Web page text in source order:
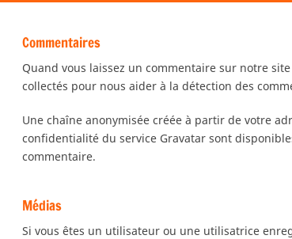
Commentaires
Quand vous laissez un commentaire sur notre
collectés pour nous aider à la détection des
Une chaîne anonymisée créée à partir de votre
confidentialité du service Gravatar sont
commentaire.
Médias
Si vous êtes un utilisateur ou une utilisatrice